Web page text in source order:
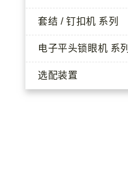
套结 / 钉扣机 系列
电子平头锁眼机 系列
选配装置